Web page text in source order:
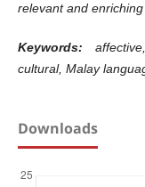
relevant and enriching
Keywords:
cultural, Malay
Downloads